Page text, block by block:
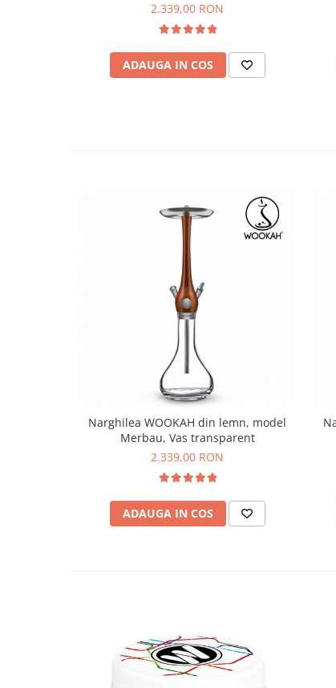
2.339,00 RON
ADAUGA IN COS
Narghilea WOOKAH din lemn, model
Merbau, Vas transparent
2.339,00 RON
ADAUGA IN COS